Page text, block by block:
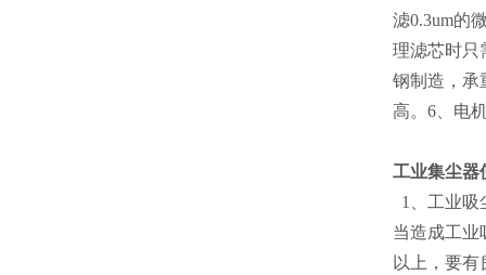
滤0.3um的
理滤芯时只
钢制造，承
高。6、电
工业集尘器
1、工业吸
当造成工业
以上，要